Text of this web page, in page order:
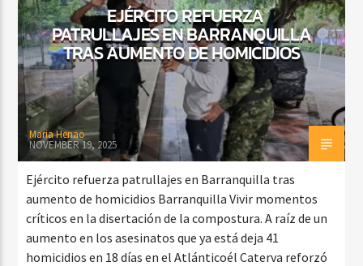
EJÉRCITO REFUERZA
PATRULLAJES EN BARRANQUILLA
TRAS AUMENTO DE HOMICIDIOS
Maria Henao
NOVEMBER 19, 2025
Ejército refuerza patrullajes en Barranquilla tras
aumento de homicidios Barranquilla Vivir momentos
críticos en la disertación de la compostura. A raíz de un
aumento en los asesinatos que ya está deja 41
homicidios en 18 días en el Atlánticoél Caterva reforzó